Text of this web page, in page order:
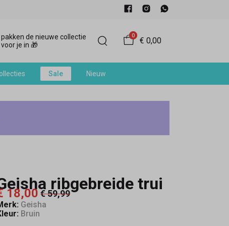
de nieuwe collectie
je in 🎁
0
€ 0,00
Sale Nieuw
ribgebreide trui
18,00 € 59,99
Geisha
Bruin